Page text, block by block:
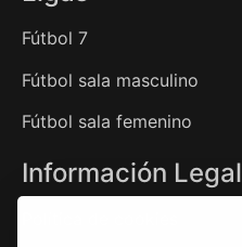
Fútbol 7
Fútbol sala masculino
Fútbol sala femenino
Información Legal